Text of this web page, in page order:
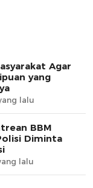
Agar
yang
lalu
BBM
Diminta
lalu